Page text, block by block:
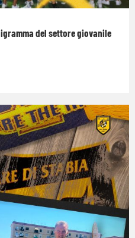
del settore giovanile